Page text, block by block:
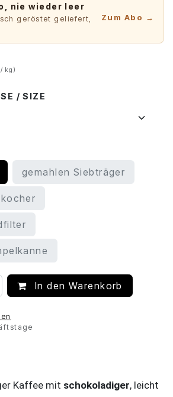
nie wieder leer
geröstet geliefert,
Zum Abo →
kg)
/ SIZE
gemahlen Siebträger
In den Warenkorb
Kaffee mit schokoladiger, leicht